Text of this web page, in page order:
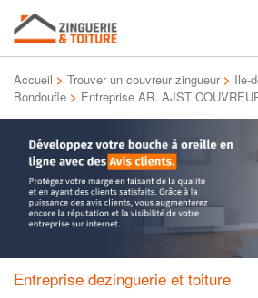
Accueil > Trouver un couvreur zingueur > Ile-
Bondoufle > Entreprise AR. AJST
Entreprise dezinguerie et toiture